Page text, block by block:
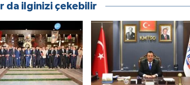
da ilginizi çekebilir